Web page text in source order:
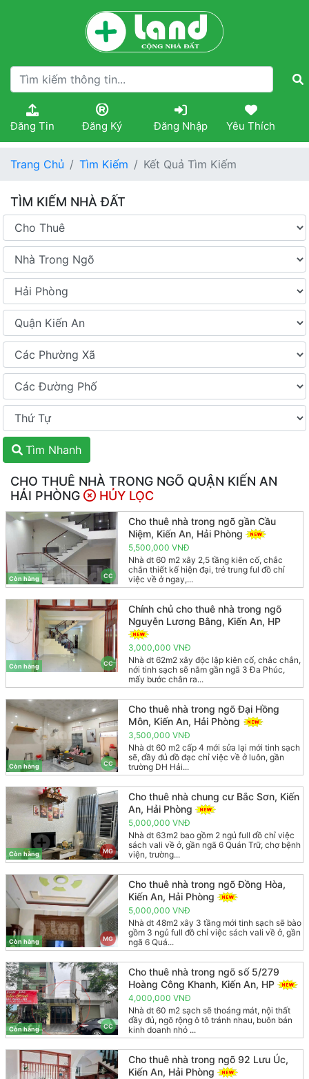
Đăng Tin Đăng Ký Đăng Nhập Yêu Thích
Trang Chủ Tìm Kiếm Kết Quả Tìm Kiếm
TÌM KIẾM NHÀ ĐẤT
Tìm Nhanh
CHO THUÊ NHÀ TRONG NGÕ QUẬN KIẾN AN
HẢI PHÒNG
HỦY LỌC
CC
Còn hàng
Cho thuê nhà trong ngõ gần Cầu
Niệm, Kiến An, Hải Phòng
5,500,000 VNĐ
Nhà dt 60 m2 xây 2,5 tầng kiên cố, chắc
chắn thiết kế hiện đại, trẻ trung ful đồ chỉ
việc về ở ngay,...
CC
Còn hàng
Chính chủ cho thuê nhà trong ngõ
Nguyễn Lương Bằng, Kiến An, HP
3,000,000 VNĐ
Nhà dt 62m2 xây độc lập kiên cố, chắc chắn,
nới tinh sạch sẽ nằm gần ngã 3 Đa Phúc,
mấy bước chân ra...
CC
Còn hàng
Cho thuê nhà trong ngõ Đại Hồng
Môn, Kiến An, Hải Phòng
3,500,000 VNĐ
Nhà dt 60 m2 cấp 4 mới sửa lại mới tinh sạch
sẽ, đầy đủ đồ đạc chỉ việc về ở luôn, gần
trường DH Hải...
MG
Còn hàng
Cho thuê nhà chung cư Bắc Sơn, Kiến
An, Hải Phòng
5,000,000 VNĐ
Nhà dt 63m2 bao gồm 2 ngủ full đồ chỉ việc
sách vali về ở, gần ngã 6 Quán Trữ, chợ bệnh
viện, trường...
MG
Còn hàng
Cho thuê nhà trong ngõ Đồng Hòa,
Kiến An, Hải Phòng
5,000,000 VNĐ
Nhà dt 48m2 xây 3 tầng mới tinh sạch sẽ bào
gồm 3 ngủ full đồ chỉ việc sách vali về ở, gần
ngã 6 Quá...
CC
Còn hàng
Cho thuê nhà trong ngõ số 5/279
Hoàng Công Khanh, Kiến An, HP
4,000,000 VNĐ
Nhà dt 60 m2 sạch sẽ thoáng mát, nội thất
đầy đủ, ngõ rộng ô tô tránh nhau, buôn bán
kinh doanh nhỏ ...
Cho thuê nhà trong ngõ 92 Lưu Úc,
Kiến An, Hải Phòng